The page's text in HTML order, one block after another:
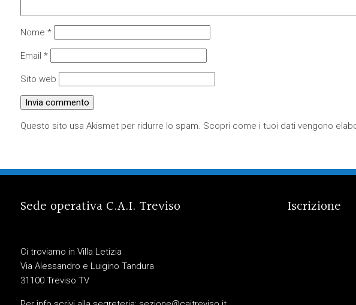
Nome *
Email *
Sito web
Questo sito usa Akismet per ridurre lo spam. Scopri come i tuoi dati vengono
Sede operativa C.A.I. Treviso
Ci troviamo in Villa Letizia
Via Alessandro e Luigino Tandura
31100 Treviso TV
Iscrizione